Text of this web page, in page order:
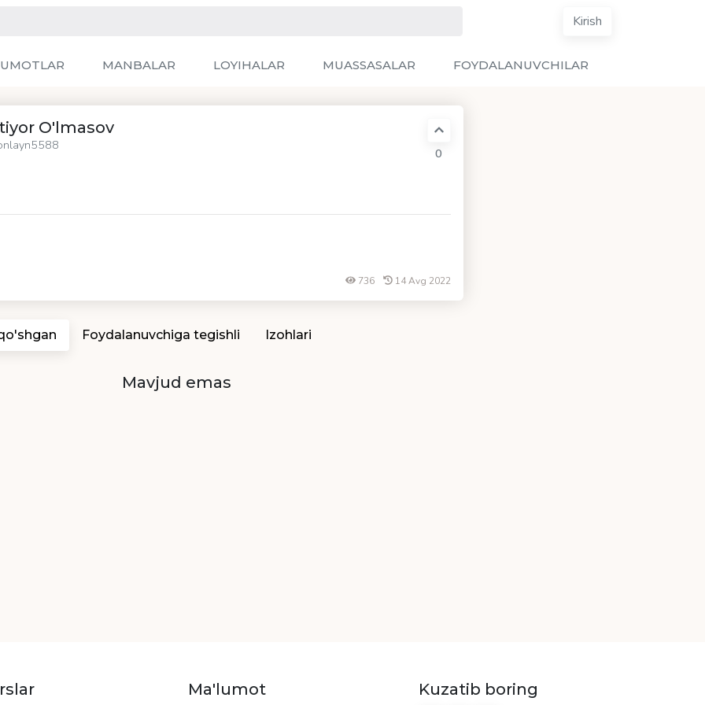
Kirish
MANBALAR LOYIHALAR MUASSASALAR FOYDALANUVCHILAR
O'lmasov
0
736 14 Avg 2022
Foydalanuvchiga tegishli Izohlari
Mavjud emas
Ma'lumot Kuzatib boring